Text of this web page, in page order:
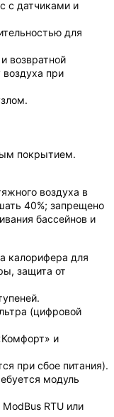
с датчиками и
для
возвратной
при
покрытием.
воздуха в
40%; запрещено
бассейнов и
калорифера для
защита от
(цифровой
и
при сбое питания).
модуль
RTU или
позже.